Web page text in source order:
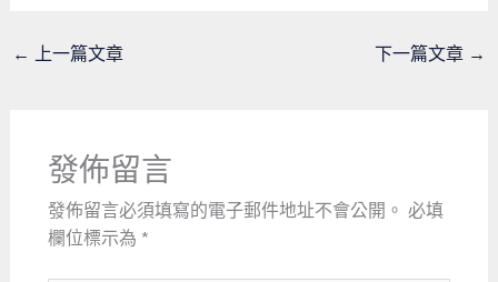
← 上一篇文章 下一篇文章 →
發佈留言
發佈留言必須填寫的電子郵件地址不會公開。 必填
欄位標示為 *